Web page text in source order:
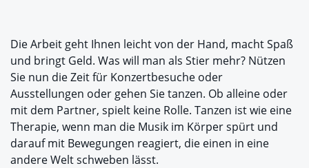
Die Arbeit geht Ihnen leicht von der Hand, macht Spaß
und bringt Geld. Was will man als Stier mehr? Nützen
Sie nun die Zeit für Konzertbesuche oder
Ausstellungen oder gehen Sie tanzen. Ob alleine oder
mit dem Partner, spielt keine Rolle. Tanzen ist wie eine
Therapie, wenn man die Musik im Körper spürt und
darauf mit Bewegungen reagiert, die einen in eine
andere Welt schweben lässt.